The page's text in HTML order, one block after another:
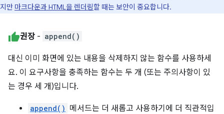
지만 마크다운과 HTML을 렌더링할 때는 보안이 중요합니다.
권장 - append()
대신 이미 화면에 있는 내용을 삭제하지 않는 함수를 사용하세
요. 이 요구사항을 충족하는 함수는 두 개 (또는 주의사항이 있
는 경우 세 개)입니다.
append() 메서드는 더 새롭고 사용하기에 더 직관적입